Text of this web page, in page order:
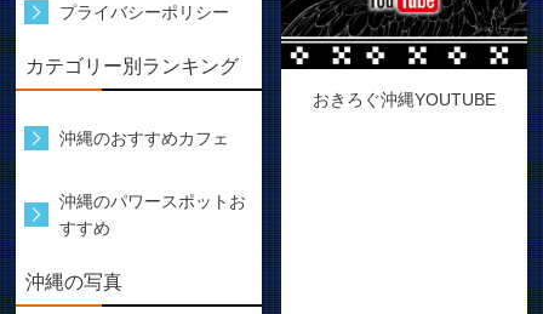
プライバシーポリシー
カテゴリー別ランキング
沖縄のおすすめカフェ
沖縄のパワースポットお
すすめ
沖縄の写真
おきろぐ沖縄YOUTUBE